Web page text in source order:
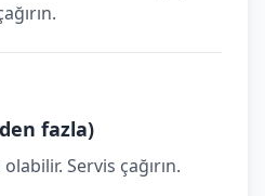
fazla)
Servis çağırın.